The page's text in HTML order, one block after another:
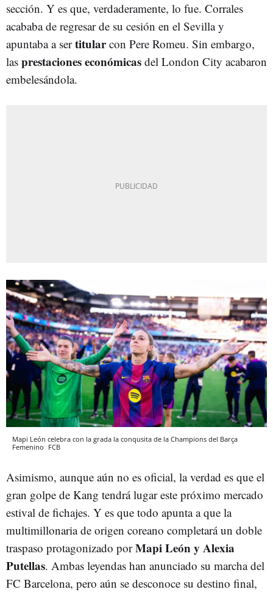
sección. Y es que, verdaderamente, lo fue. Corrales
acababa de regresar de su cesión en el Sevilla y
apuntaba a sertitularcon Pere Romeu. Sin embargo,
las prestaciones económicas del London City acabaron
embelesándola.
Mapi León celebra con la grada la conqusita de la Champions del Barça
Femenino FCB
Asimismo, aunque aún no es oficial, la verdad es que el
gran golpe de Kang tendrá lugar este próximo mercado
estival de fichajes. Y es que todo apunta a que la
multimillonaria de origen coreano completará un doble
traspaso protagonizado porMapi León y Alexia
Putellas. Ambas leyendas han anunciado su marcha del
FC Barcelona, pero aún se desconoce su destino final,